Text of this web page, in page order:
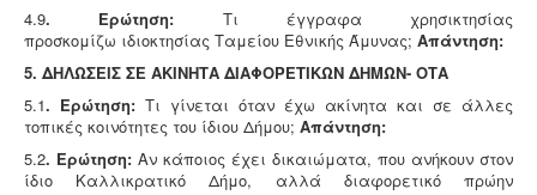
4.9. Ερώτηση: Τι έγγραφα χρησικτησίας
προσκομίζω ιδιοκτησίας Ταμείου Εθνικής Άμυνας; Απάντηση:
5. ΔΗΛΩΣΕΙΣ ΣΕ ΑΚΙΝΗΤΑ ΔΙΑΦΟΡΕΤΙΚΩΝ ΔΗΜΩΝ- ΟΤΑ
5.1. Ερώτηση: Τι γίνεται όταν έχω ακίνητα και σε άλλες
τοπικές κοινότητες του ίδιου Δήμου; Απάντηση:
5.2. Ερώτηση: Αν κάποιος έχει δικαιώματα, που ανήκουν στον
ίδιο Καλλικρατικό Δήμο, αλλά διαφορετικό πρώην